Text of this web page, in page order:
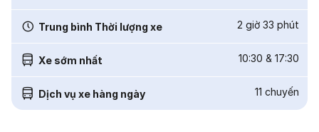
Trung bình Thời lượng xe 2 giờ 33 phút
Xe sớm nhất 10:30 & 17:30
Dịch vụ xe hàng ngày 11 chuyến